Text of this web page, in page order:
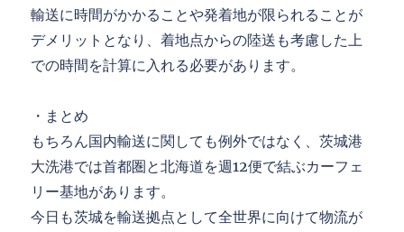
輸送に時間がかかることや発着地が限られることが
デメリットとなり、着地点からの陸送も考慮した上
での時間を計算に入れる必要があります。
・まとめ
もちろん国内輸送に関しても例外ではなく、茨城港
大洗港では首都圏と北海道を週12便で結ぶカーフェ
リー基地があります。
今日も茨城を輸送拠点として全世界に向けて物流が